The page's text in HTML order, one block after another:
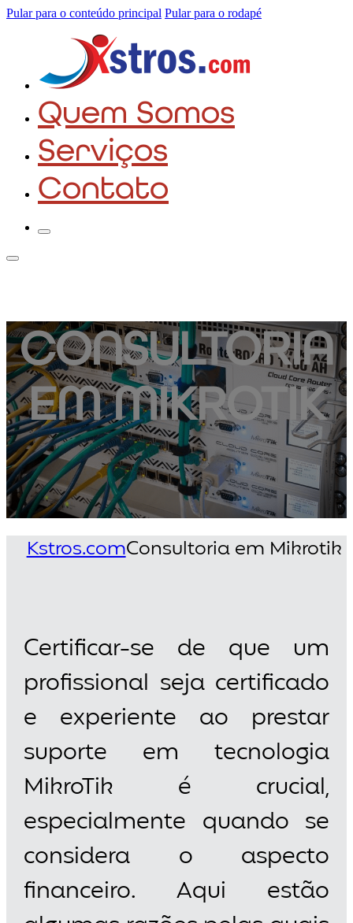
Pular para o conteúdo principal Pular para o rodapé
Quem Somos
Serviços
Contato
CONSULTORIA
EM MIKROTIK
Kstros.comConsultoria em Mikrotik
Certificar-se de que um
profissional seja certificado
e experiente ao prestar
suporte em tecnologia
MikroTik é crucial,
especialmente quando se
considera o aspecto
financeiro. Aqui estão